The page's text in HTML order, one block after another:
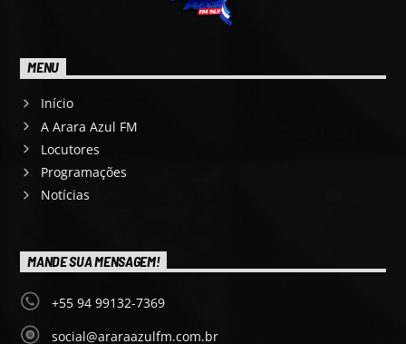
MENU
Início
A Arara Azul FM
Locutores
Programações
Notícias
MANDE SUA MENSAGEM!
+55 94 99132-7369
social@araraazulfm.com.br